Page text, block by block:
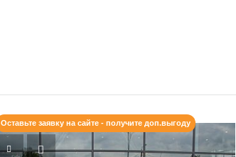
Оставьте заявку на сайте - получите доп.выгоду